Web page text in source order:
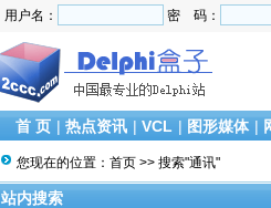
用户名： 密 码：
首 页 | 热点资讯 | VCL | 图形媒体 |
您现在的位置： 首页 >> 搜索"通讯"
站内搜索